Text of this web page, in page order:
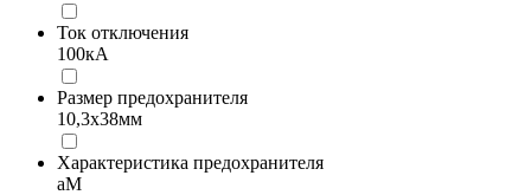
Ток отключения
100кА
Размер предохранителя
10,3x38мм
Характеристика предохранителя
aM